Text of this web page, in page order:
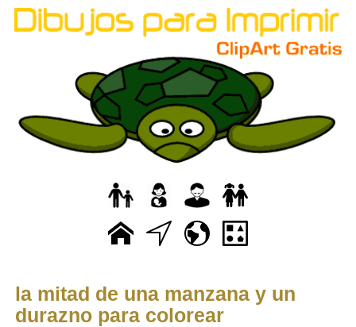
la mitad de una manzana y un
durazno para colorear